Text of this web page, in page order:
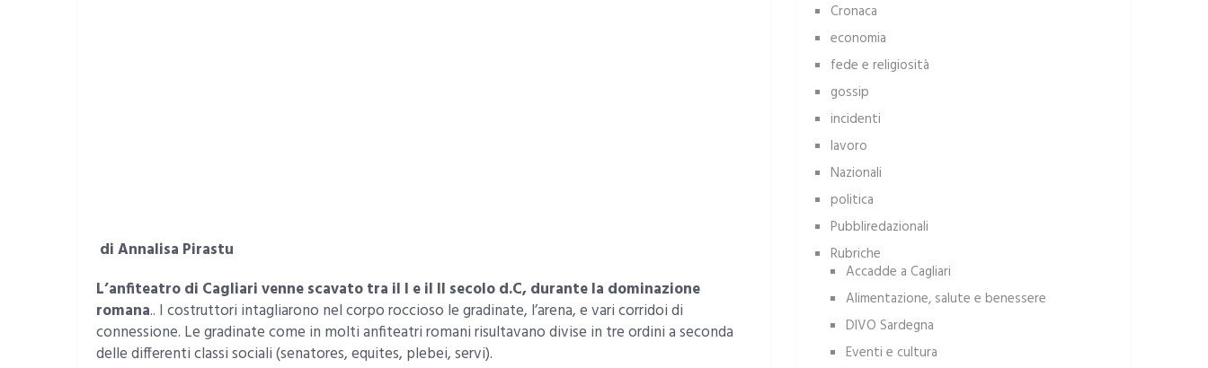
di Annalisa Pirastu
L’anfiteatro di Cagliari venne scavato tra il I e il II secolo d.C, durante la dominazione
romana.. I costruttori intagliarono nel corpo roccioso le gradinate, l’arena, e vari corridoi di
connessione. Le gradinate come in molti anfiteatri romani risultavano divise in tre ordini a seconda
delle differenti classi sociali (senatores, equites, plebei, servi).
Cronaca
economia
fede e religiosità
gossip
incidenti
lavoro
Nazionali
politica
Pubbliredazionali
Rubriche
Accadde a Cagliari
Alimentazione, salute e benessere
DIVO Sardegna
Eventi e cultura